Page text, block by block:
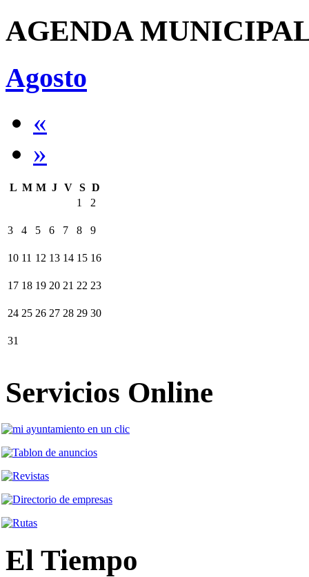
AGENDA
Agosto
«
»
L M M J V S D
1
2
3 4 5 6 7 8 9
10 11 12 13 14 15 16
17 18 19 20 21 22 23
24 25 26 27 28 29 30
31
Servicios Online
El Tiempo